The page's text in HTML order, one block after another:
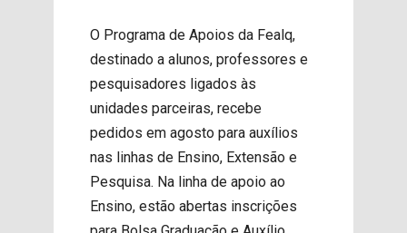
O Programa de Apoios da Fealq,
destinado a alunos, professores e
pesquisadores ligados às
unidades parceiras, recebe
pedidos em agosto para auxílios
nas linhas de Ensino, Extensão e
Pesquisa. Na linha de apoio ao
Ensino, estão abertas inscrições